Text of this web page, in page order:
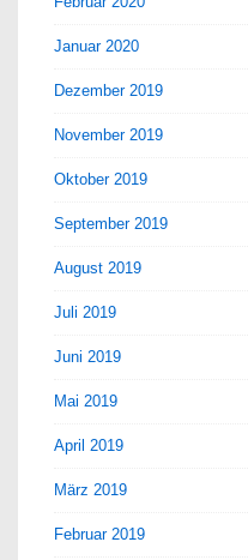
Januar 2020
Dezember 2019
November 2019
Oktober 2019
September 2019
August 2019
Juli 2019
Juni 2019
Mai 2019
April 2019
März 2019
Februar 2019